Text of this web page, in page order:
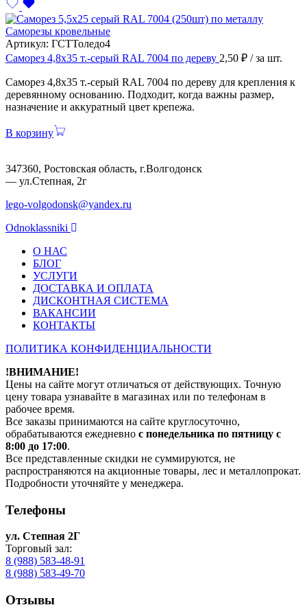
Саморезы кровельные
Артикул: ГСТТоледо4
Саморез 4,8х35 т.-серый RAL 7004 по дереву 2,50 ₽ / за шт.
Саморез 4,8х35 т.-серый RAL 7004 по дереву для крепления к
деревянному основанию. Подходит, когда важны размер,
назначение и аккуратный цвет крепежа.
В корзину
347360, Ростовская область, г.Волгодонск
— ул.Степная, 2г
lego-volgodonsk@yandex.ru
Odnoklassniki
О НАС
БЛОГ
УСЛУГИ
ДОСТАВКА И ОПЛАТА
ДИСКОНТНАЯ СИСТЕМА
ВАКАНСИИ
КОНТАКТЫ
ПОЛИТИКА КОНФИДЕНЦИАЛЬНОСТИ
!ВНИМАНИЕ!
Цены на сайте могут отличаться от действующих. Точную
цену товара узнавайте в магазинах или по телефонам в
рабочее время.
Все заказы принимаются на сайте круглосуточно,
обрабатываются ежедневно с понедельника по пятницу с
8:00 до 17:00.
Все представленные скидки не суммируются, не
распространяются на акционные товары, лес и металлопрокат.
Подробности уточняйте у менеджера.
Телефоны
ул. Степная 2Г
Торговый зал:
8 (988) 583-48-91
8 (988) 583-49-70
Отзывы